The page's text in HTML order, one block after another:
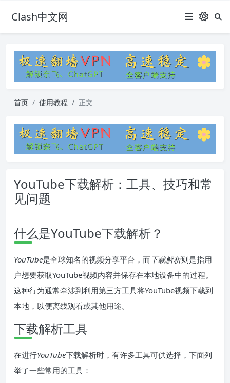
Clash中文网
首页 使用教程 正文
YouTube下载解析：工具、技巧和常
见问题
什么是YouTube下载解析？
YouTube是全球知名的视频分享平台，而下载解析则是指用
户想要获取YouTube视频内容并保存在本地设备中的过程。
这种行为通常牵涉到利用第三方工具将YouTube视频下载到
本地，以便离线观看或其他用途。
下载解析工具
在进行YouTube下载解析时，有许多工具可供选择，下面列
举了一些常用的工具：